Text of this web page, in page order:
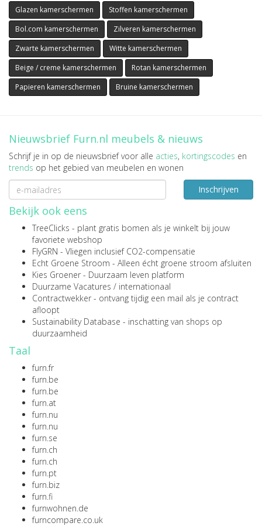
Glazen kamerschermen
Stoffen kamerschermen
Bol.com kamerschermen
Zilveren kamerschermen
Zwarte kamerschermen
Witte kamerschermen
Beige / creme kamerschermen
Rotan kamerschermen
Papieren kamerschermen
Bruine kamerschermen
Nieuwsbrief Furn.nl meubels & nieuws
Schrijf je in op de nieuwsbrief voor alle acties, kortingscodes en
trends op het gebied van meubelen en wonen
Inschrijven
Bekijk ook eens
TreeClicks - plant gratis bomen als je winkelt bij jouw
favoriete webshop
FlyGRN - Vliegen inclusief CO2-compensatie
Echt Groene Stroom - Alleen écht groene stroom afsluiten
Kies Groener - Duurzaam leven platform
Duurzame Vacatures / internationaal
Contractwekker - ontvang tijdig een mail als je contract
afloopt
Sustainability Database - inschatting van shops op
duurzaamheid
Taal
furn.fr
furn.be
furn.be
furn.at
furn.nu
furn.nu
furn.se
furn.ch
furn.ch
furn.pt
furn.biz
furn.fi
furnwohnen.de
furncompare.co.uk